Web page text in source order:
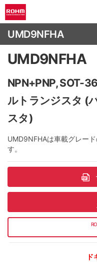
UMD9NFHA
UMD9NFHA
NPN+PNP, SOT-
ルトランジスタ (
スタ)
UMD9NFHAは車載グレー
す。
ド